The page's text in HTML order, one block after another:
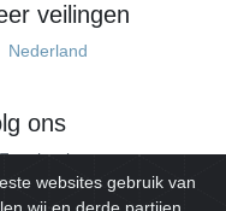
veilingen
Nederland
ons
Facebook
websites gebruik van